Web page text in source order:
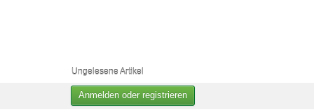
Anmelden oder registrieren
Ungelesene Artikel